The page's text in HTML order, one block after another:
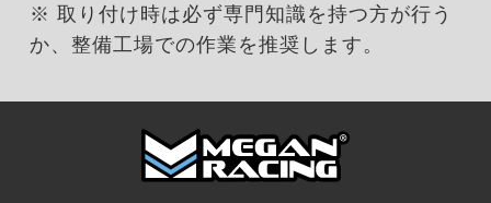
※ 取り付け時は必ず専門知識を持つ方が行う
か、整備工場での作業を推奨します。